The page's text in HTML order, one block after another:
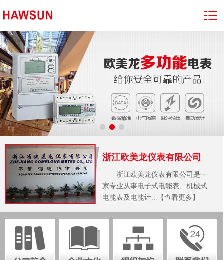
浙江欧美龙仪表有限公司
浙江欧美龙仪表有限公司是一
家专业从事电子式电能表、机械式
电能表及电能计...【查看更多】